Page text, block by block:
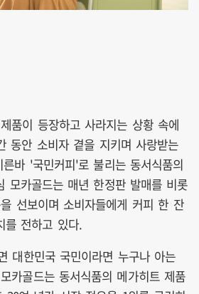
품이 등장하고 사라지는 상황 속에
동안 소비자 곁을 지키며 사랑받는
바 '국민커피'로 불리는 동서식품의
모카골드는 매년 한정판 발매를 비롯
선보이며 소비자들에게 커피 한 잔
를 전하고 있다.
대한민국 국민이라면 누구나 아는
카골드는 동서식품의 메가히트 제품